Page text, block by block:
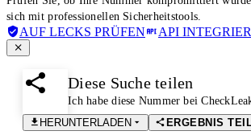
sich mit professionellen Sicherheitstools.
AUF LECKS PRÜFEN API
Diese Suche teilen
Ich habe diese Nummer bei
HERUNTERLADEN
ERGEBNIS